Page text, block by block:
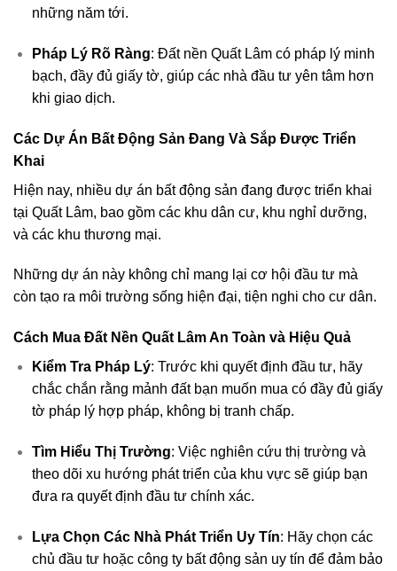
những năm tới.
Pháp Lý Rõ Ràng: Đất nền Quất Lâm có pháp lý minh
bạch, đầy đủ giấy tờ, giúp các nhà đầu tư yên tâm hơn
khi giao dịch.
Các Dự Án Bất Động Sản Đang Và Sắp Được Triển
Khai
Hiện nay, nhiều dự án bất động sản đang được triển khai
tại Quất Lâm, bao gồm các khu dân cư, khu nghỉ dưỡng,
và các khu thương mại.
Những dự án này không chỉ mang lại cơ hội đầu tư mà
còn tạo ra môi trường sống hiện đại, tiện nghi cho cư dân.
Cách Mua Đất Nền Quất Lâm An Toàn và Hiệu Quả
Kiểm Tra Pháp Lý: Trước khi quyết định đầu tư, hãy
chắc chắn rằng mảnh đất bạn muốn mua có đầy đủ giấy
tờ pháp lý hợp pháp, không bị tranh chấp.
Tìm Hiểu Thị Trường: Việc nghiên cứu thị trường và
theo dõi xu hướng phát triển của khu vực sẽ giúp bạn
đưa ra quyết định đầu tư chính xác.
Lựa Chọn Các Nhà Phát Triển Uy Tín: Hãy chọn các
chủ đầu tư hoặc công ty bất động sản uy tín để đảm bảo